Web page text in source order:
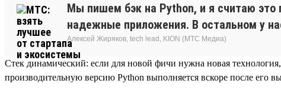
Мы пишем бэк на Python, и я считаю это
надежные приложения. В остальном у
Алексей Жиряков, tech lead, KION (МТС Медиа)
Стек динамический: если для новой фичи нужна новая
производительную версию Python выполняется вскоре после его